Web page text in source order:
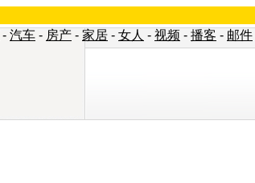
- 汽车 - 房产 - 家居 - 女人 - 视频 - 播客 - 邮件